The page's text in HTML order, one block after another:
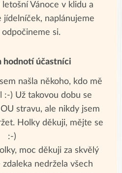
Vánoce v klidu a
jídelníček, naplánujeme
odpočineme si.
hodnotí účastníci
našla někoho, kdo mě
:-) Už takovou dobu se
stravu, ale nikdy jsem
Holky děkuji, mějte se
:-)
moc děkuji za skvělý
zdaleka nedržela všech